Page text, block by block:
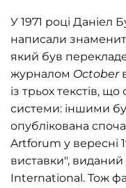
У 1971 році Даніел
написали
який був
журналом October
із трьох текстів,
системи: іншими
опублікована
Artforum у вересні
виставки", виданий
International. Тож